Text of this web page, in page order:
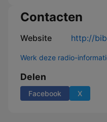
Contacten
Website http://
Werk deze radio-
Delen
Facebook X